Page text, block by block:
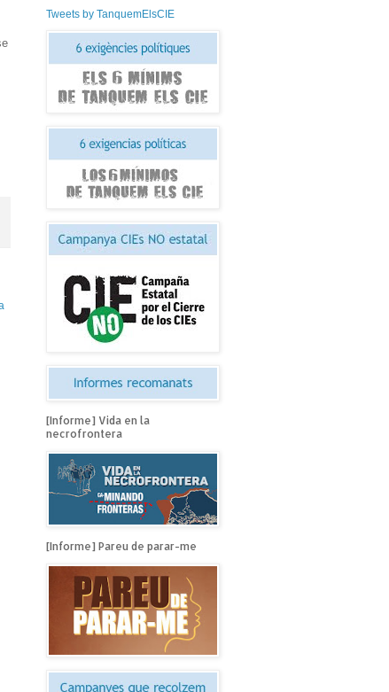
Tweets by TanquemElsCIE
[Informe] Vida en la
necrofrontera
[Informe] Pareu de parar-me